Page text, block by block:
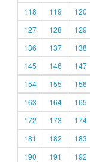
118
119 120
127
128 129
136
137 138
145
146 147
154
155 156
163
164 165
172
173 174
181
182 183
190
191 192